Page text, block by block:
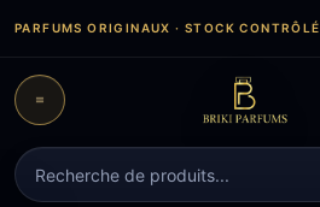
contenu
PARFUMS ORIGINAUX · STOCK CONTRÔLÉ
Recherche
de
produits